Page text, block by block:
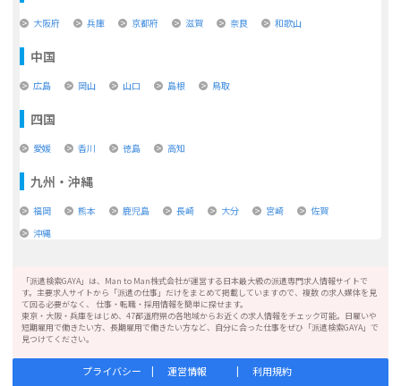
大阪府 兵庫 京都府 滋賀 奈良 和歌山
中国
広島 岡山 山口 島根 鳥取
四国
愛媛 香川 徳島 高知
九州・沖縄
福岡 熊本 鹿児島 長崎 大分 宮崎
佐賀
沖縄
「派遣検索GAYA」は、Man to Man株式会社が運営する日本最大級の派遣専門求人情報サイトで
す。主要求人サイトから「派遣の仕事」だけをまとめて掲載していますので、複数 の求人媒体を見
て回る必要がなく、 仕事・転職・採用情報を簡単に探せます。
東京・大阪・兵庫をはじめ、47都道府県の各地域からお近くの求人情報をチェック可能。日雇いや
短期雇用で働きたい方、長期雇用で働きたい方など、自分に合った仕事をぜひ「派遣検索GAYA」で
見つけてください。
プライバシー 運営情報
利用規約